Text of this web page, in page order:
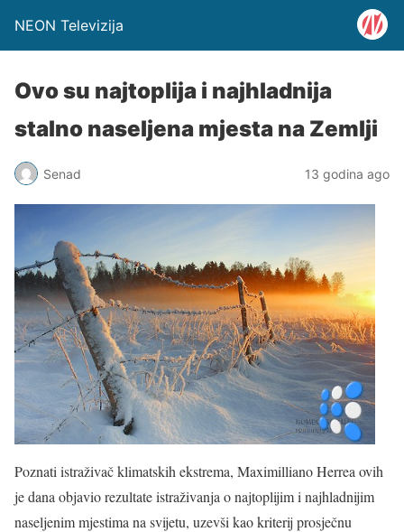
NEON Televizija
Ovo su najtoplija i najhladnija
stalno naseljena mjesta na Zemlji
Senad 13 godina ago
Poznati istraživač klimatskih ekstrema, Maximilliano Herrea ovih
je dana objavio rezultate istraživanja o najtoplijim i najhladnijim
naseljenim mjestima na svijetu, uzevši kao kriterij prosječnu